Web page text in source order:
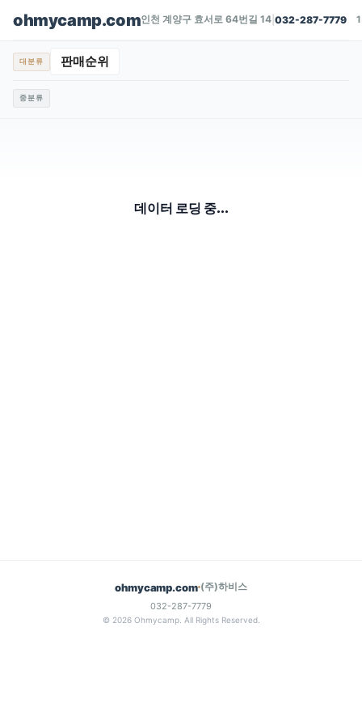
ohmycamp.com인천 계양구 효서로 64번길 14 |032-287-7779
대분류 판매순위
중분류
데이터 로딩 중...
ohmycamp.com (주)하비스
032-287-7779
© 2026 Ohmycamp. All Rights Reserved.